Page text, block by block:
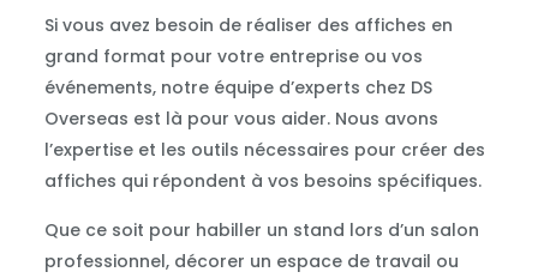
Si vous avez besoin de réaliser des affiches en
grand format pour votre entreprise ou vos
événements, notre équipe d’experts chez DS
Overseas est là pour vous aider. Nous avons
l’expertise et les outils nécessaires pour créer des
affiches qui répondent à vos besoins spécifiques.
Que ce soit pour habiller un stand lors d’un salon
professionnel, décorer un espace de travail ou